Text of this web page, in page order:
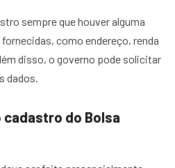
sempre que houver alguma
como endereço, renda
disso, o governo pode solicitar
dados.
cadastro do Bolsa